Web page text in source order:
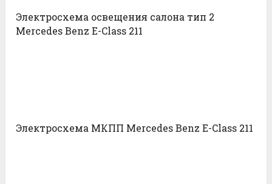
Электросхема освещения салона тип 2
Mercedes Benz E-Class 211
Электросхема МКПП Mercedes Benz E-Class 211